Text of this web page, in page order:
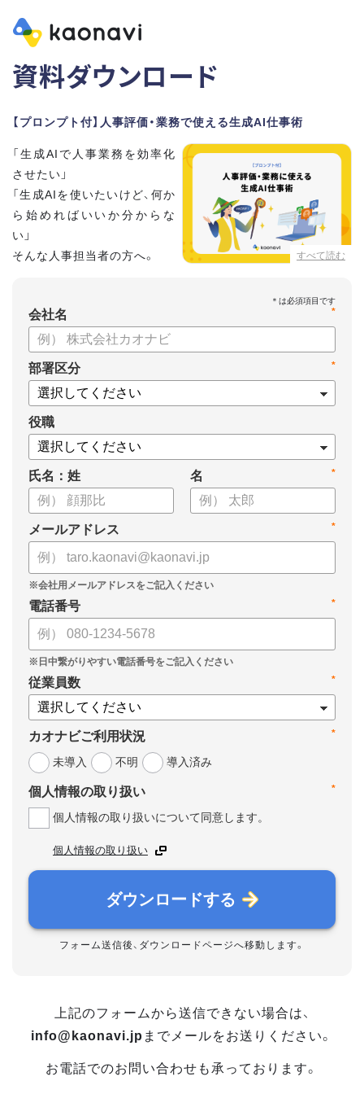
資料ダウンロード
【プロンプト付】人事評価・業務で使える生成AI仕事術
すべて読む
「生成AIで人事業務を効率化
させたい」
「生成AIを使いたいけど、何か
ら始めればいいか分からな
い」
そんな人事担当者の方へ。
本資料では、人事担当者300名の実態調査をもとに現場ですぐ
に役立つ生成AI活用術を紹介しています。
生成AI利用時のポイントや注意事項もまとめているため、これ
から始める方も安心です。評価シートフォーマットの作成や素
案の生成など、コピペで使えるプロンプトも収録！
生成AIを「壁打ち相手」や「作業アシスタント」にして、明日か
らの人事業務を効率化してみませんか？
【資料の内容】
・人事担当者に聞いた「生成AI活用に関する実態調査」
・生成AI利用における注意点やルール
・今日から使えるプロンプト集（人事評価、エンゲージメント業
務）
*
会社名
*
部署区分
役職
氏名：姓 *
名
*
メールアドレス
*
電話番号
*
従業員数
*
カオナビご利用状況
未導入
不明 導入済み
*
個人情報の取り扱い
個人情報の取り扱いについて同意します。
個人情報の取り扱い
ダウンロードする
フォーム送信後、ダウンロードページへ移動します。
上記のフォームから送信できない場合は、
info@kaonavi.jp までメールをお送りください。
お電話でのお問い合わせも承っております。